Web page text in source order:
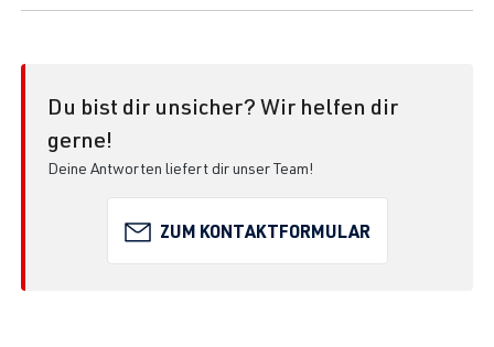
Du bist dir unsicher? Wir helfen dir
gerne!
Deine Antworten liefert dir unser Team!
ZUM KONTAKTFORMULAR